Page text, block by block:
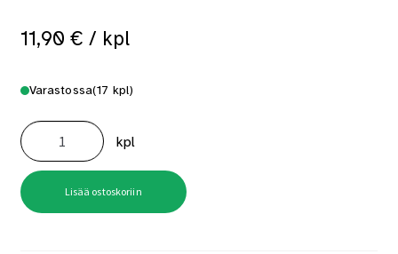
11,90 € / kpl
Varastossa(17 kpl)
Silkonisaumamassa
SCHÖNOX
ES
manhattan
300
ml
määrä
kpl
Lisää ostoskoriin